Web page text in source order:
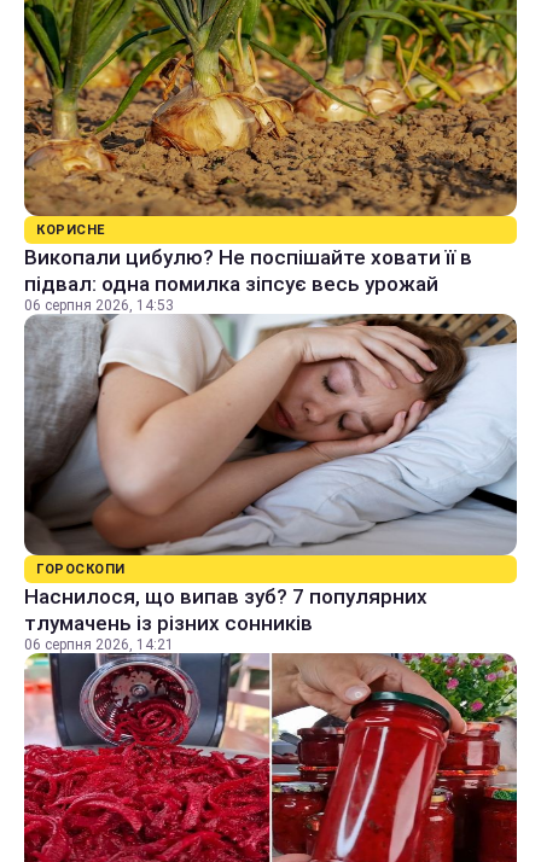
КОРИСНЕ
Викопали цибулю? Не поспішайте ховати її в
підвал: одна помилка зіпсує весь урожай
06 серпня 2026, 14:53
ГОРОСКОПИ
Наснилося, що випав зуб? 7 популярних
тлумачень із різних сонників
06 серпня 2026, 14:21